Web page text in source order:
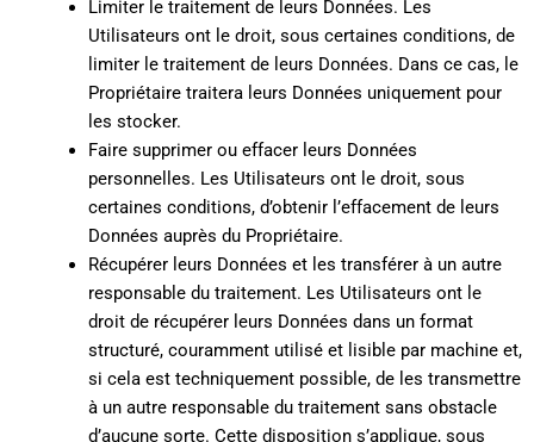
Limiter le traitement de leurs Données. Les
Utilisateurs ont le droit, sous certaines conditions, de
limiter le traitement de leurs Données. Dans ce cas, le
Propriétaire traitera leurs Données uniquement pour
les stocker.
Faire supprimer ou effacer leurs Données
personnelles. Les Utilisateurs ont le droit, sous
certaines conditions, d’obtenir l’effacement de leurs
Données auprès du Propriétaire.
Récupérer leurs Données et les transférer à un autre
responsable du traitement. Les Utilisateurs ont le
droit de récupérer leurs Données dans un format
structuré, couramment utilisé et lisible par machine et,
si cela est techniquement possible, de les transmettre
à un autre responsable du traitement sans obstacle
d’aucune sorte. Cette disposition s’applique, sous